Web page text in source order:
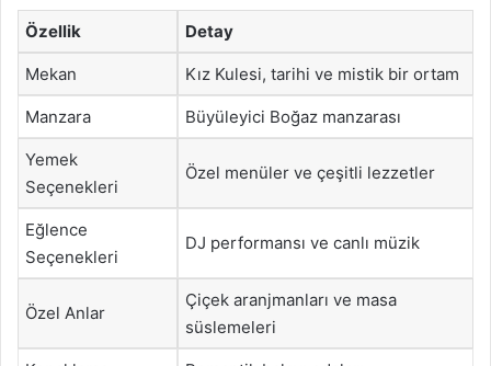
Özellik Detay
Mekan Kız Kulesi, tarihi ve mistik bir ortam
Manzara Büyüleyici Boğaz manzarası
Yemek
Seçenekleri
Özel menüler ve çeşitli lezzetler
Eğlence
Seçenekleri
DJ performansı ve canlı müzik
Özel Anlar
Çiçek aranjmanları ve masa
süslemeleri